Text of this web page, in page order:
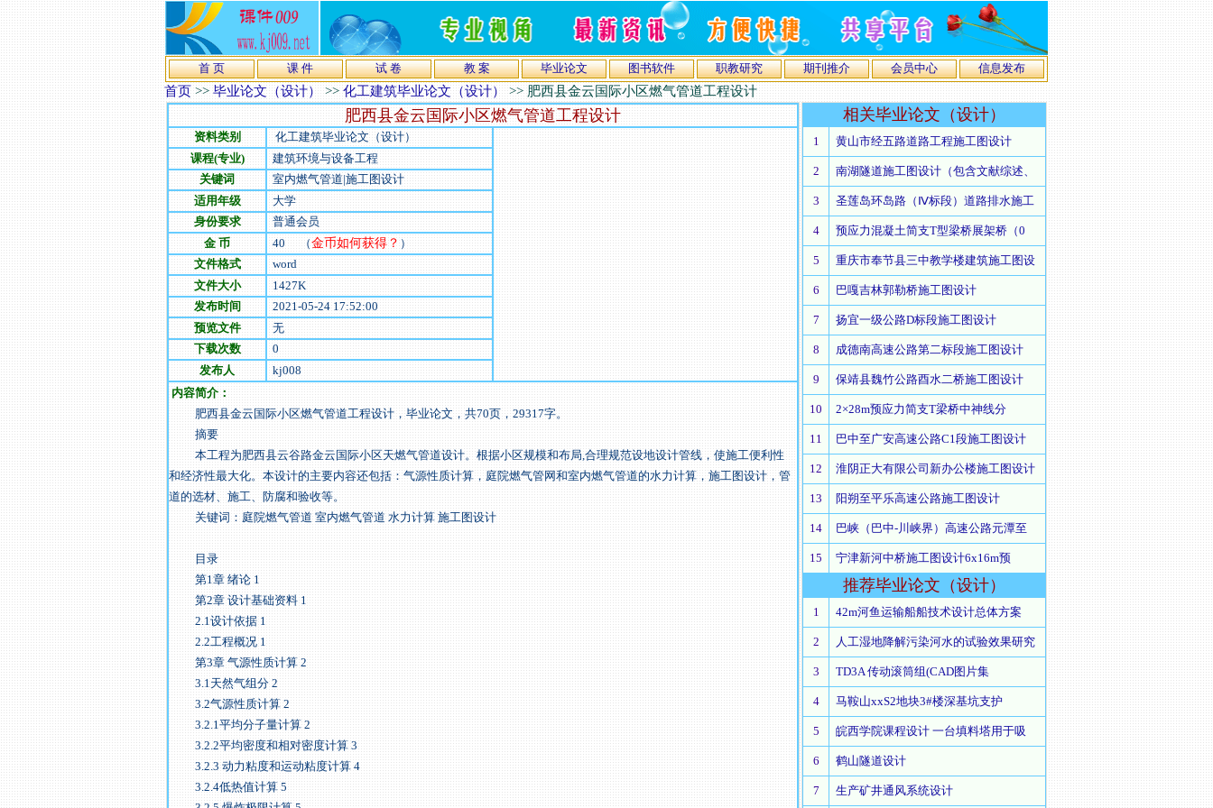
首 页 课 件 试 卷 教 案 毕业论文 图书软件 职教研究 期刊推介 会员中心 信息发布
首页>>毕业论文（设计）>>化工建筑毕业论文（设计）>>肥西县金云国际小区燃气管道工程设计
肥西县金云国际小区燃气管道工程设计
资料类别
化工建筑毕业论文（设计）
课程(专业)
建筑环境与设备工程
关键词
室内燃气管道|施工图设计
适用年级
大学
身份要求
普通会员
金 币
40（金币如何获得？）
文件格式
word
文件大小
1427K
发布时间
2021-05-24 17:52:00
预览文件
无
下载次数
0
发布人
kj008
内容简介：
肥西县金云国际小区燃气管道工程设计，毕业论文，共70页，29317字。
摘要
本工程为肥西县云谷路金云国际小区天燃气管道设计。根据小区规模和布局,合理规范设地设计管线，使施工便利性
和经济性最大化。本设计的主要内容还包括：气源性质计算，庭院燃气管网和室内燃气管道的水力计算，施工图设计，管
道的选材、施工、防腐和验收等。
关键词：庭院燃气管道 室内燃气管道 水力计算 施工图设计
目录
第1章 绪论 1
第2章 设计基础资料 1
2.1设计依据 1
2.2工程概况 1
第3章 气源性质计算 2
3.1天然气组分 2
3.2气源性质计算 2
3.2.1平均分子量计算 2
3.2.2平均密度和相对密度计算 3
3.2.3 动力粘度和运动粘度计算 4
3.2.4低热值计算 5
相关毕业论文（设计）
1 黄山市经五路道路工程施工图设计
2 南湖隧道施工图设计（包含文献综述、
3 圣莲岛环岛路（Ⅳ标段）道路排水施工
4 预应力混凝土简支T型梁桥展架桥（0
5 重庆市奉节县三中教学楼建筑施工图设
6 巴嘎吉林郭勒桥施工图设计
7 扬宜一级公路D标段施工图设计
8 成德南高速公路第二标段施工图设计
9 保靖县魏竹公路酉水二桥施工图设计
10 2×28m预应力简支T梁桥中神线分
11 巴中至广安高速公路C1段施工图设计
12 淮阴正大有限公司新办公楼施工图设计
13 阳朔至平乐高速公路施工图设计
14 巴峡（巴中-川峡界）高速公路元潭至
15 宁津新河中桥施工图设计6x16m预
推荐毕业论文（设计）
1 42m河鱼运输船船技术设计总体方案
2 人工湿地降解污染河水的试验效果研究
3 TD3A 传动滚筒组(CAD图片集
4 马鞍山xxS2地块3#楼深基坑支护
5 皖西学院课程设计 一台填料塔用于吸
6 鹤山隧道设计
7 生产矿井通风系统设计